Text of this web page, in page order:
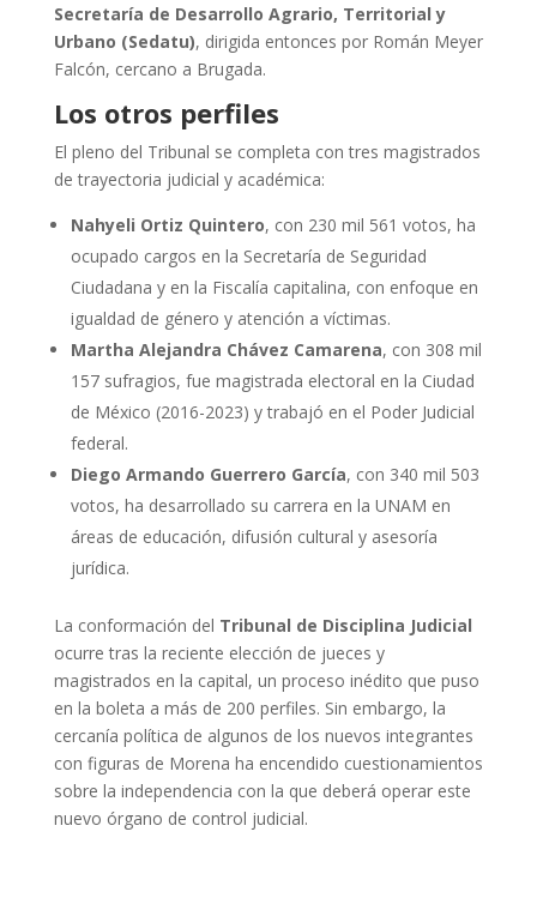
Secretaría de Desarrollo Agrario, Territorial y
Urbano (Sedatu), dirigida entonces por Román Meyer
Falcón, cercano a Brugada.
Los otros perfiles
El pleno del Tribunal se completa con tres magistrados
de trayectoria judicial y académica:
Nahyeli Ortiz Quintero, con 230 mil 561 votos, ha
ocupado cargos en la Secretaría de Seguridad
Ciudadana y en la Fiscalía capitalina, con enfoque en
igualdad de género y atención a víctimas.
Martha Alejandra Chávez Camarena, con 308 mil
157 sufragios, fue magistrada electoral en la Ciudad
de México (2016-2023) y trabajó en el Poder Judicial
federal.
Diego Armando Guerrero García, con 340 mil 503
votos, ha desarrollado su carrera en la UNAM en
áreas de educación, difusión cultural y asesoría
jurídica.
La conformación del Tribunal de Disciplina Judicial
ocurre tras la reciente elección de jueces y
magistrados en la capital, un proceso inédito que puso
en la boleta a más de 200 perfiles. Sin embargo, la
cercanía política de algunos de los nuevos integrantes
con figuras de Morena ha encendido cuestionamientos
sobre la independencia con la que deberá operar este
nuevo órgano de control judicial.